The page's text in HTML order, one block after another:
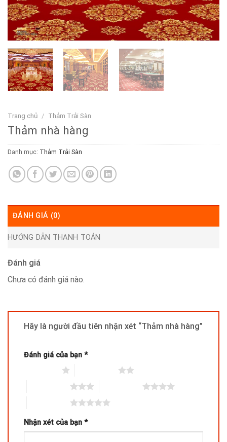
Trang chủ / Thảm Trải Sàn
Thảm nhà hàng
Danh mục: Thảm Trải Sàn
ĐÁNH GIÁ (0)
HƯỚNG DẪN THANH TOÁN
Đánh giá
Chưa có đánh giá nào.
Hãy là người đầu tiên nhận xét “Thảm nhà hàng”
Đánh giá của bạn *
Nhận xét của bạn *